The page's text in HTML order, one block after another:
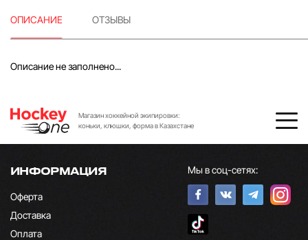
ОПИСАНИЕ ОТЗЫВЫ
Описание не заполнено...
Магазин хоккейной экипировки:
коньки, клюшки, форма в Казахстане
ИНФОРМАЦИЯ
Оферта
Доставка
Оплата
Мы в соц-сетях: